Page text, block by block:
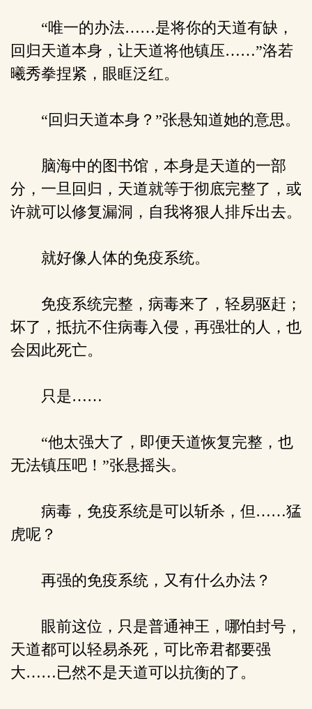
“唯一的办法……是将你的天道有缺，
回归天道本身，让天道将他镇压……”洛若
曦秀拳捏紧，眼眶泛红。
“回归天道本身？”张悬知道她的意思。
脑海中的图书馆，本身是天道的一部
分，一旦回归，天道就等于彻底完整了，或
许就可以修复漏洞，自我将狠人排斥出去。
就好像人体的免疫系统。
免疫系统完整，病毒来了，轻易驱赶；
坏了，抵抗不住病毒入侵，再强壮的人，也
会因此死亡。
只是……
“他太强大了，即便天道恢复完整，也
无法镇压吧！”张悬摇头。
病毒，免疫系统是可以斩杀，但……猛
虎呢？
再强的免疫系统，又有什么办法？
眼前这位，只是普通神王，哪怕封号，
天道都可以轻易杀死，可比帝君都要强
大……已然不是天道可以抗衡的了。